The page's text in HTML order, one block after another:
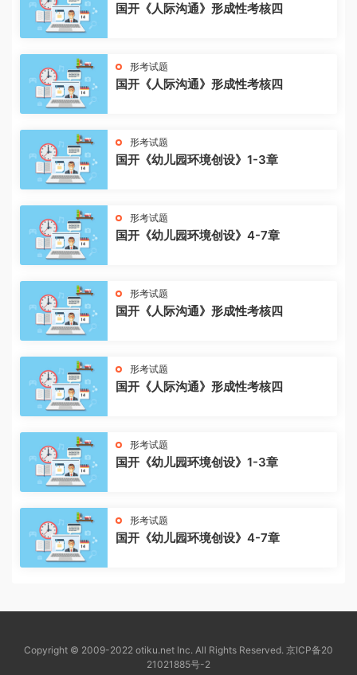
国开《人际沟通》形成性考核四
形考试题
国开《人际沟通》形成性考核四
形考试题
国开《幼儿园环境创设》1-3章
形考试题
国开《幼儿园环境创设》4-7章
形考试题
国开《人际沟通》形成性考核四
形考试题
国开《人际沟通》形成性考核四
形考试题
国开《幼儿园环境创设》1-3章
形考试题
国开《幼儿园环境创设》4-7章
Copyright © 2009-2022 otiku.net Inc. All Rights Reserved. 京ICP备20
21021885号-2